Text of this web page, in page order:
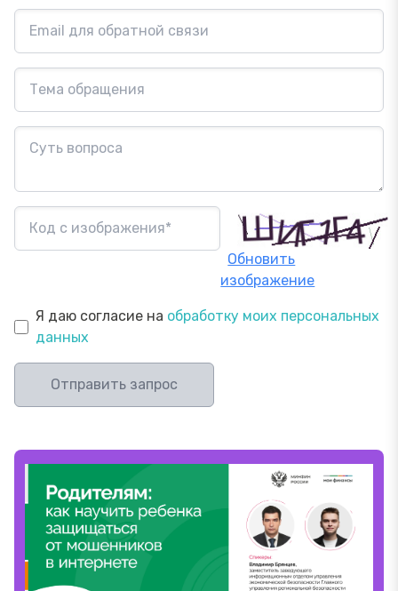
Обновить
изображение
Я даю согласие на обработку моих персональных
данных
Отправить запрос